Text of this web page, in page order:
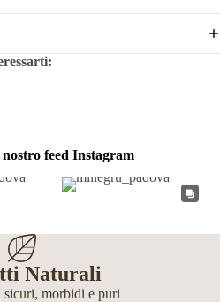
feed Instagram
Naturali
sicuri, morbidi e puri